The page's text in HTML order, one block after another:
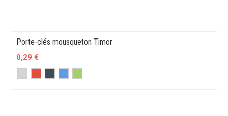
Porte-clés mousqueton Timor
0,29 €